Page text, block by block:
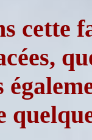
cette